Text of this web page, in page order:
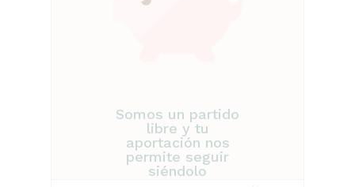
Somos un partido
libre y tu
aportación nos
permite seguir
siéndolo